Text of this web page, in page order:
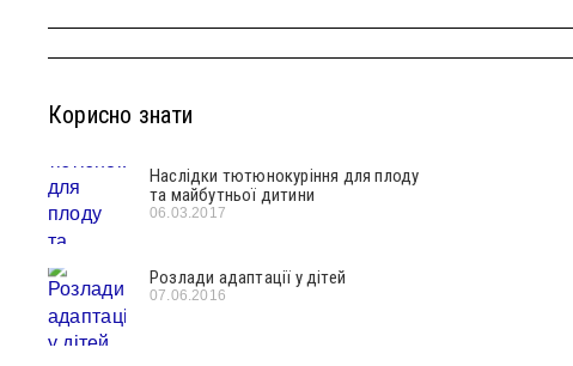
Корисно знати
Наслідки тютюнокуріння для плоду
та майбутньої дитини
06.03.2017
Розлади адаптації у дітей
07.06.2016